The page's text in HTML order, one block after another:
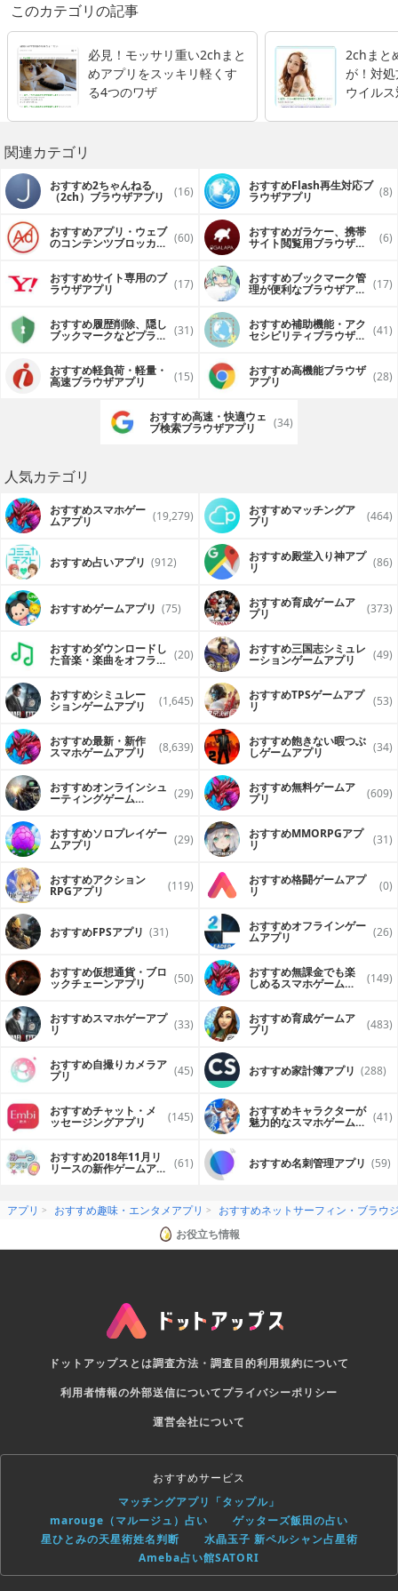
このカテゴリの記事
必見！モッサリ重い2chまと
めアプリをスッキリ軽くす
る4つのワザ
2chまと
が！対
ウイル
関連カテゴリ
おすすめ2ちゃんねる
（2ch）ブラウザアプリ (16) おすすめFlash再生対応ブ
ラウザアプリ (8)
おすすめアプリ・ウェブ
のコンテンツブロッカー (60) おすすめガラケー、携帯
サイト閲覧用ブラウザア (6)
おすすめサイト専用のブ
ラウザアプリ (17) おすすめブックマーク管
理が便利なブラウザアプ (17)
おすすめ履歴削除、隠し
ブックマークなどプライ (31) おすすめ補助機能・アク
セシビリティブラウザア (41)
おすすめ軽負荷・軽量・
高速ブラウザアプリ (15) おすすめ高機能ブラウザ
アプリ (28)
おすすめ高速・快適ウェ
ブ検索ブラウザアプリ (34)
人気カテゴリ
おすすめスマホゲー
ムアプリ (19,279) おすすめマッチングア
プリ (464)
おすすめ占いアプリ (912) おすすめ殿堂入り神アプ
リ (86)
おすすめゲームアプリ (75) おすすめ育成ゲームア
プリ (373)
おすすめダウンロードし
た音楽・楽曲をオフライ (20) おすすめ三国志シミュレ
ーションゲームアプリ (49)
おすすめシミュレー
ションゲームアプリ (1,645) おすすめTPSゲームアプ
リ (53)
おすすめ最新・新作
スマホゲームアプリ (8,639) おすすめ飽きない暇つぶ
しゲームアプリ (34)
おすすめオンラインシュ
ーティングゲーム (29) おすすめ無料ゲームア
プリ (609)
おすすめソロプレイゲー
ムアプリ (29) おすすめ MMORPGアプ
リ (31)
おすすめアクション
RPGアプリ (119) おすすめ格闘ゲームアプ
リ (0)
おすすめFPSアプリ (31) おすすめオフラインゲー
ムアプリ (26)
おすすめ仮想通貨・ブロ
ックチェーンアプリ (50) おすすめ無課金でも楽
しめるスマホゲームア (149)
おすすめスマホゲーアプ
リ (33) おすすめ育成ゲームア
プリ (483)
おすすめ自撮りカメラア
プリ (45) おすすめ家計簿アプリ (288)
おすすめチャット・メ
ッセージングアプリ (145) おすすめキャラクターが
魅力的なスマホゲームア (41)
おすすめ2018年11月リ
リースの新作ゲームアプ (61) おすすめ名刺管理アプリ (59)
アプリ おすすめ趣味・エンタメアプリ
おすすめネットサーフィン・ブラウ
お役立ち情報
ドットアップスとは調査方法・調査目的利用規約について
利用者情報の外部送信についてプライバシーポリシー
運営会社について
おすすめサービス
マッチングアプリ「タップル」
marouge（マルージュ）占い
ゲッターズ飯田の占い
星ひとみの天星術姓名判断
水晶玉子 新ペルシャン占星術
Ameba占い館SATORI